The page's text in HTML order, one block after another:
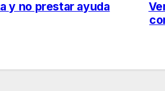
y no prestar ayuda